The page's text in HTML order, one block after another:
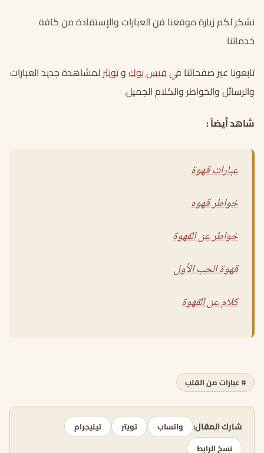
نشكر لكم زيارة موقعنا فن العبارات والإستفادة من كافة
خدماتنا
تابعونا عبر صفحاتنا فيفيس بوكوتويترلمشاهدة جديد العبارات
والرسائل والخواطر والكلام الجميل.
شاهد أيضاً :
عبارات قهوة
خواطر قهوه
خواطر عن القهوة
قهوة الحب الأول
كلام عن القهوة
# عبارات من القلب
شارك المقال: واتساب تويتر
تيليجرام
نسخ الرابط